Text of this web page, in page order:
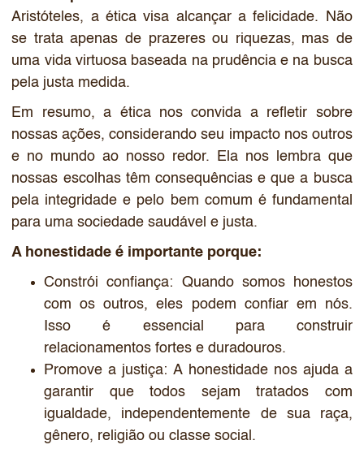
Aristóteles, a ética visa alcançar a felicidade. Não
se trata apenas de prazeres ou riquezas, mas de
uma vida virtuosa baseada na prudência e na busca
pela justa medida.
Em resumo, a ética nos convida a refletir sobre
nossas ações, considerando seu impacto nos outros
e no mundo ao nosso redor. Ela nos lembra que
nossas escolhas têm consequências e que a busca
pela integridade e pelo bem comum é fundamental
para uma sociedade saudável e justa.
A honestidade é importante porque:
Constrói confiança: Quando somos honestos
com os outros, eles podem confiar em nós.
Isso é essencial para construir
relacionamentos fortes e duradouros.
Promove a justiça: A honestidade nos ajuda a
garantir que todos sejam tratados com
igualdade, independentemente de sua raça,
gênero, religião ou classe social.